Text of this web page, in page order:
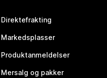
Direktefrakting
Markedsplasser
Produktanmeldelser
Mersalg og pakker